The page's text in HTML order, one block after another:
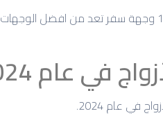
من الشواطئ الزرقاء العميقة إلى المدن الساحرة، إليك 11 وجهة سفر تعد من افضل الوجهات
في عام 2024
في عام 2024.